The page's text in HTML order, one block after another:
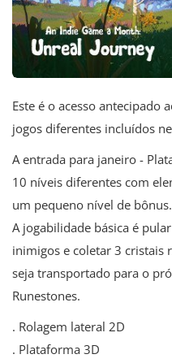
Este é o acesso antecipado
jogos diferentes incluídos
A entrada para janeiro -
10 níveis diferentes com
um pequeno nível de bônus.
A jogabilidade básica é
inimigos e coletar 3 cristais
seja transportado para o
Runestones.
. Rolagem lateral 2D
. Plataforma 3D